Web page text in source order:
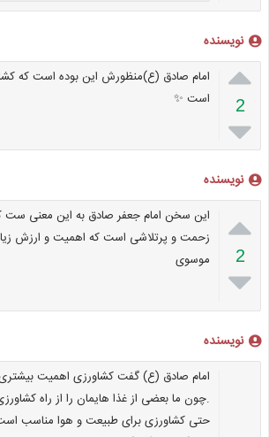
نویسنده

2

امام صادق (ع)منظورش این بوده است که
است ✨
نویسنده

2

این سخن امام جعفر صادق به این معنی ست
زحمت و پرتلاشی است که اهمیت و ارزش
موسوی
نویسنده
امام صادق (ع) گفت کشاورزی اهمیت بیشتری
.چون ما بعضی از غذا هایمان را از راه
حتی کشاورزی برای طبیعت و هوا مناسب